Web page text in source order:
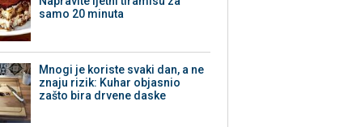
samo 20 minuta
Mnogi je koriste svaki dan, a ne
znaju rizik: Kuhar objasnio
zašto bira drvene daske